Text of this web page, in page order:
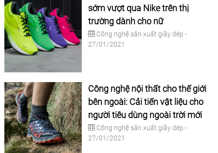
sớm vượt qua Nike trên thị
trường dành cho nữ
Công nghệ sản xuất giầy dép -
27/01/2021
Công nghệ nội thất cho thế giới
bên ngoài: Cải tiến vật liệu cho
người tiêu dùng ngoài trời mới
Công nghệ sản xuất giầy dép -
27/01/2021